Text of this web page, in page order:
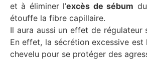
et à éliminer l’excès de sébum
étouffe la fibre capillaire.
Il aura aussi un effet de régulateur
En effet, la sécrétion excessive est
chevelu pour se protéger des